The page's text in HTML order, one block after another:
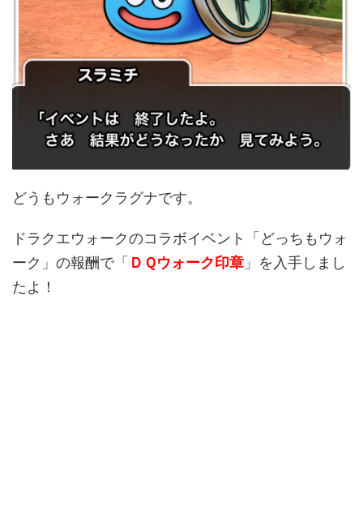
どうもウォークラグナです。
ドラクエウォークのコラボイベント「どっちもウォ
ーク」の報酬で「 ＤＱウォーク印章 」を入手しまし
たよ！